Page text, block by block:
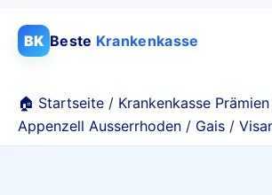
BK Beste Krankenkasse
🏠 Startseite / Krankenkasse Prämien
Appenzell Ausserrhoden / Gais /